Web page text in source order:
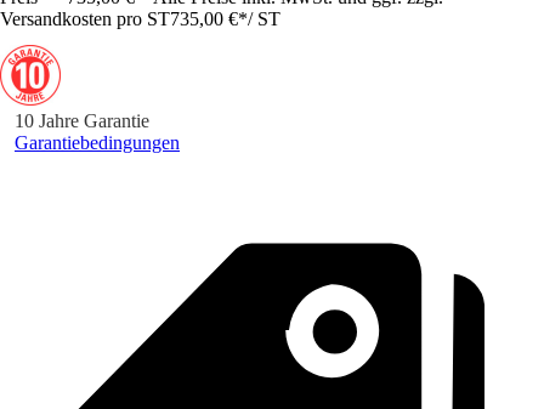
Versandkosten pro ST735,00 €*/ ST
10 Jahre Garantie
Garantiebedingungen